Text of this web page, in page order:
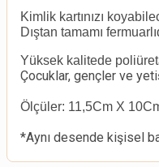
Kimlik kartınızı
Dıştan tamamı
Yüksek kalitede
Çocuklar, gençler ve
Ölçüler: 11,5Cm X
*Aynı desende kişisel